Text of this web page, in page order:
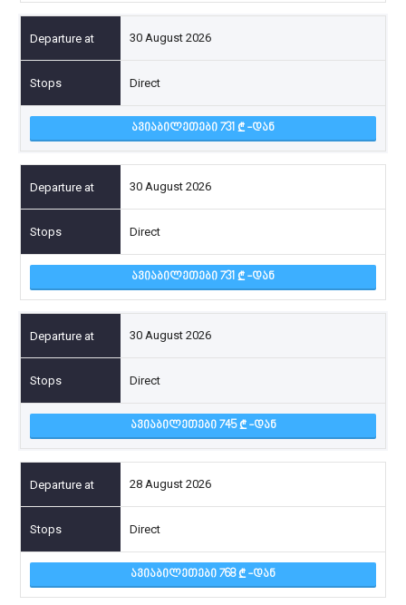
30 August 2026
Direct
ᲐᲕᲘᲐᲑᲘᲚᲔᲗᲔᲑᲘ 731 -ᲓᲐᲜ
30 August 2026
Direct
ᲐᲕᲘᲐᲑᲘᲚᲔᲗᲔᲑᲘ 731 -ᲓᲐᲜ
30 August 2026
Direct
ᲐᲕᲘᲐᲑᲘᲚᲔᲗᲔᲑᲘ 745 -ᲓᲐᲜ
28 August 2026
Direct
ᲐᲕᲘᲐᲑᲘᲚᲔᲗᲔᲑᲘ 768 -ᲓᲐᲜ